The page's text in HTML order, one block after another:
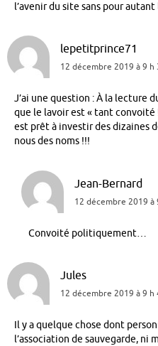
l’avenir du site sans pour
lepetitprince71
12 décembre 2019 à 9 h
J’ai une question : À la lecture
que le lavoir est « tant
est prêt à investir des dizaines
nous des noms !!!
Jean-Bernard
12 décembre 2019 à
Convoité politiquement…
Jules
12 décembre 2019 à 9 h
Il y a quelque chose dont
l’association de sauvegarde, ni